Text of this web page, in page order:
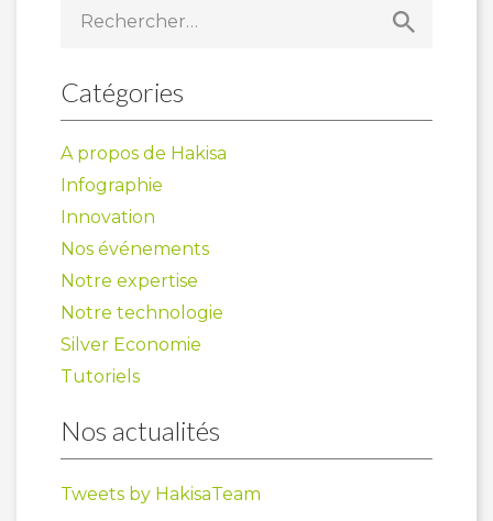
Catégories
A propos de Hakisa
Infographie
Innovation
Nos événements
Notre expertise
Notre technologie
Silver Economie
Tutoriels
Nos actualités
Tweets by HakisaTeam